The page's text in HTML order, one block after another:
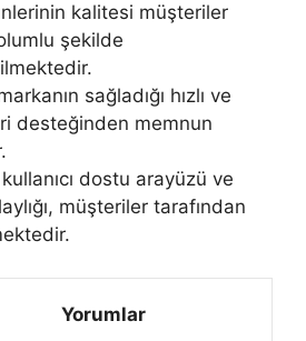
kalitesi müşteriler
şekilde
sağladığı hızlı ve
desteğinden memnun
dostu arayüzü ve
müşteriler tarafından
Yorumlar